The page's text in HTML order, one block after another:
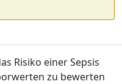
Risiko einer Sepsis
zu bewerten